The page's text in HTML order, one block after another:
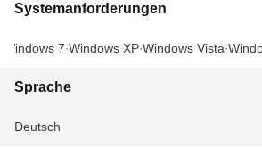
Systemanforderungen
Windows 7 Windows XP Windows Vista
Sprache
Deutsch